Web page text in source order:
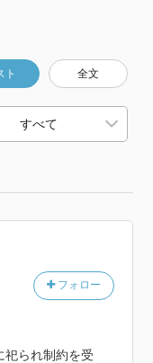
ト 全文
フォロー
られ制約を受